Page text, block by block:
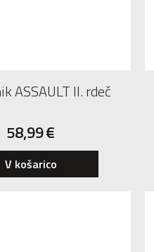
ASSAULT II. rdeč
58,99€
V košarico